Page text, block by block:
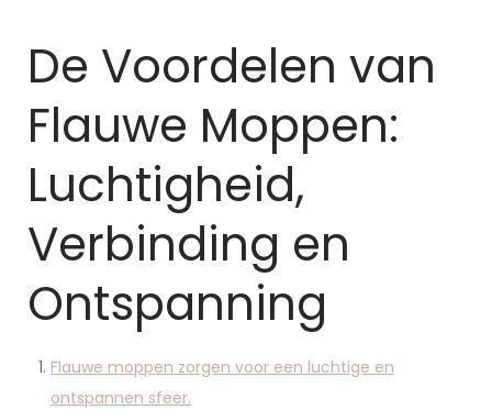
De Voordelen van
Flauwe Moppen:
Luchtigheid,
Verbinding en
Ontspanning
Flauwe moppen zorgen voor een luchtige en
ontspannen sfeer.